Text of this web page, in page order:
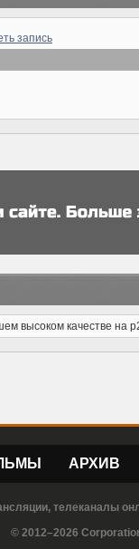
запись
высоком качестве на
АРХИВ
телеканалы
© 2012–2026